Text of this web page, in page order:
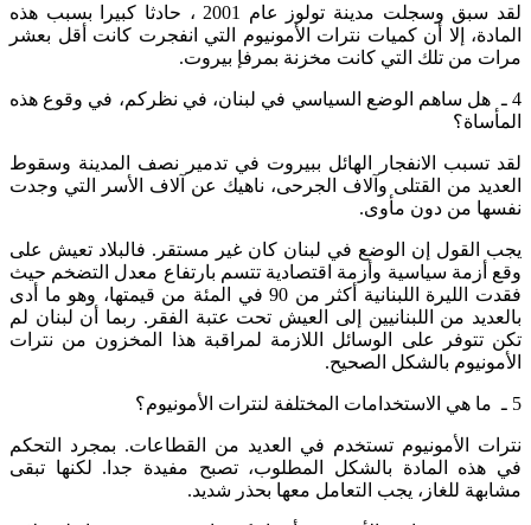
لقد سبق وسجلت مدينة تولوز عام 2001 ، حادثا كبيرا بسبب هذه
المادة، إلا أن كميات نترات الأمونيوم التي انفجرت كانت أقل بعشر
مرات من تلك التي كانت مخزنة بمرفإ بيروت.
4 ـ هل ساهم الوضع السياسي في لبنان، في نظركم، في وقوع هذه
المأساة؟
لقد تسبب الانفجار الهائل ببيروت في تدمير نصف المدينة وسقوط
العديد من القتلى وآلاف الجرحى، ناهيك عن آلاف الأسر التي وجدت
نفسها من دون مأوى.
يجب القول إن الوضع في لبنان كان غير مستقر. فالبلاد تعيش على
وقع أزمة سياسية وأزمة اقتصادية تتسم بارتفاع معدل التضخم حيث
فقدت الليرة اللبنانية أكثر من 90 في المئة من قيمتها، وهو ما أدى
بالعديد من اللبنانيين إلى العيش تحت عتبة الفقر. ربما أن لبنان لم
تكن تتوفر على الوسائل اللازمة لمراقبة هذا المخزون من نترات
الأمونيوم بالشكل الصحيح.
5 ـ ما هي الاستخدامات المختلفة لنترات الأمونيوم؟
نترات الأمونيوم تستخدم في العديد من القطاعات. بمجرد التحكم
في هذه المادة بالشكل المطلوب، تصبح مفيدة جدا. لكنها تبقى
مشابهة للغاز، يجب التعامل معها بحذر شديد.